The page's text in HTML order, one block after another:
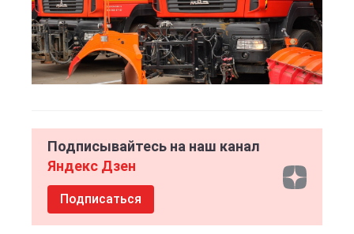
Подписывайтесь на наш канал
Яндекс Дзен
Подписаться